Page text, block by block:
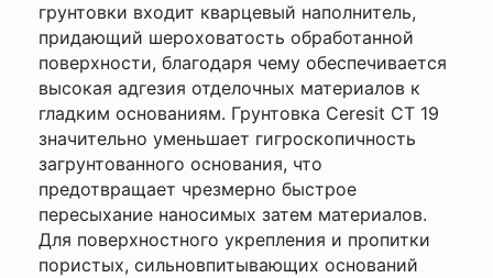
грунтовки входит кварцевый наполнитель,
придающий шероховатость обработанной
поверхности, благодаря чему обеспечивается
высокая адгезия отделочных материалов к
гладким основаниям. Грунтовка Ceresit CT 19
значительно уменьшает гигроскопичность
загрунтованного основания, что
предотвращает чрезмерно быстрое
пересыхание наносимых затем материалов.
Для поверхностного укрепления и пропитки
пористых, сильновпитывающих оснований
Я согласен с
Политикой
конфиденциальности
данного сайта